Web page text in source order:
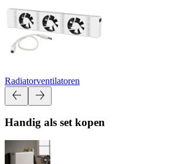
Radiatorventilatoren
Handig als set kopen